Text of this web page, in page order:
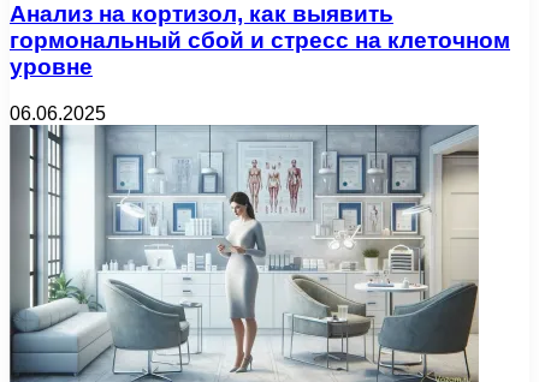
Анализ на кортизол, как выявить
гормональный сбой и стресс на клеточном
уровне
06.06.2025